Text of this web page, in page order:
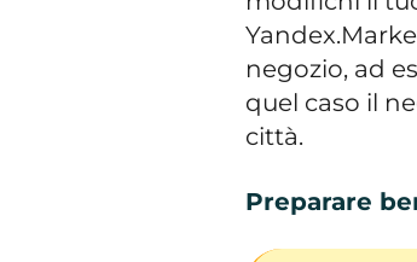
negozio, ad
quel caso il
città.
Preparare